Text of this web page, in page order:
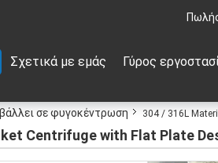
Σχετικά με εμάς Γύρος
σε φυγοκέντρωση
304 / 316L
Centrifuge with Flat Plate